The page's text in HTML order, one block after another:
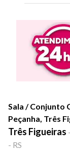
Sala / Conjunto
Peçanha, Três
Três Figueiras -
- RS